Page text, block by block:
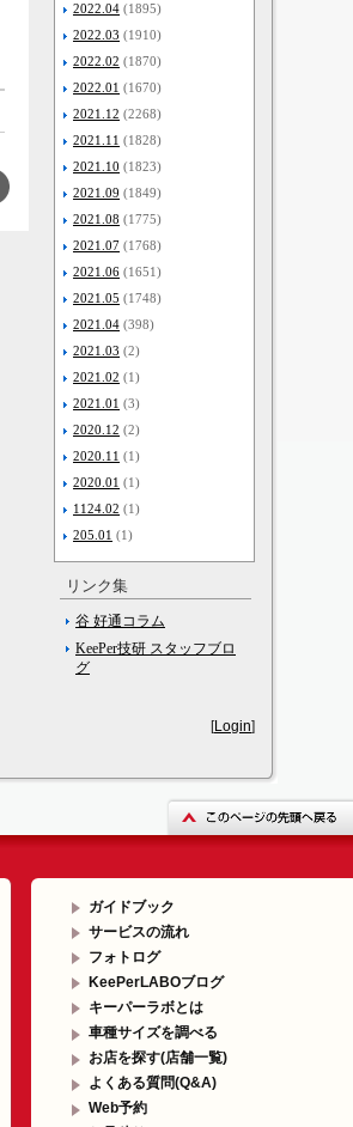
2022.04 (1895)
2022.03 (1910)
2022.02 (1870)
2022.01 (1670)
2021.12 (2268)
2021.11 (1828)
2021.10 (1823)
2021.09 (1849)
2021.08 (1775)
2021.07 (1768)
2021.06 (1651)
2021.05 (1748)
2021.04 (398)
2021.03 (2)
2021.02 (1)
2021.01 (3)
2020.12 (2)
2020.11 (1)
2020.01 (1)
1124.02 (1)
205.01 (1)
リンク集
谷 好通コラム
KeePer技研 スタッフブロ
グ
[Login]
ガイドブック
サービスの流れ
フォトログ
KeePerLABOブログ
キーパーラボとは
車種サイズを調べる
お店を探す(店舗一覧)
よくある質問(Q&A)
Web予約